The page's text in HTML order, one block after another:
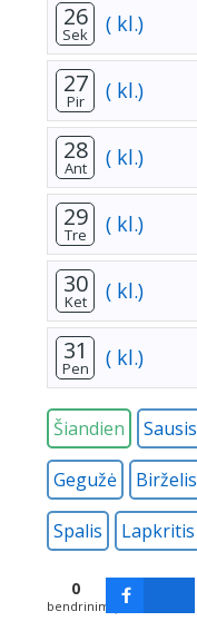
26
Sek ( kl.)
27
Pir ( kl.)
28
Ant ( kl.)
29
Tre ( kl.)
30
Ket ( kl.)
31
Pen ( kl.)
Šiandien Sausis
Gegužė Birželis
Spalis Lapkritis
0
bendrinimų